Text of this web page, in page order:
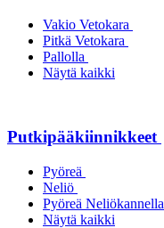
Vakio Vetokara
Pitkä Vetokara
Pallolla
Näytä kaikki
Putkipääkiinnikkeet
Pyöreä
Neliö
Pyöreä Neliökannella
Näytä kaikki